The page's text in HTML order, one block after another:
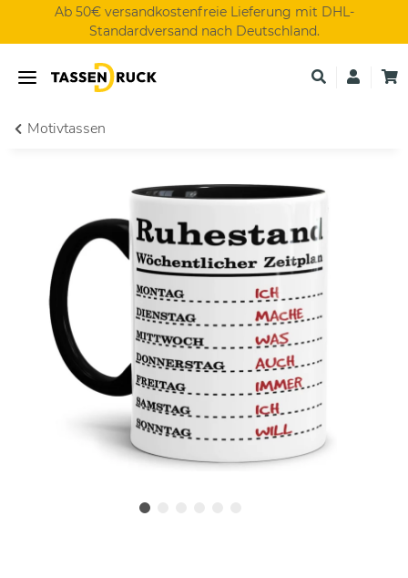
Ab 50€ versandkostenfreie Lieferung mit DHL-
Standardversand nach Deutschland.
Motivtassen